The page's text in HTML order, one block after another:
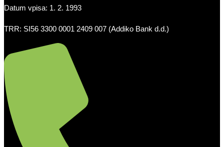
Datum vpisa: 1. 2. 1993
TRR: SI56 3300 0001 2409 007 (Addiko Bank d.d.)